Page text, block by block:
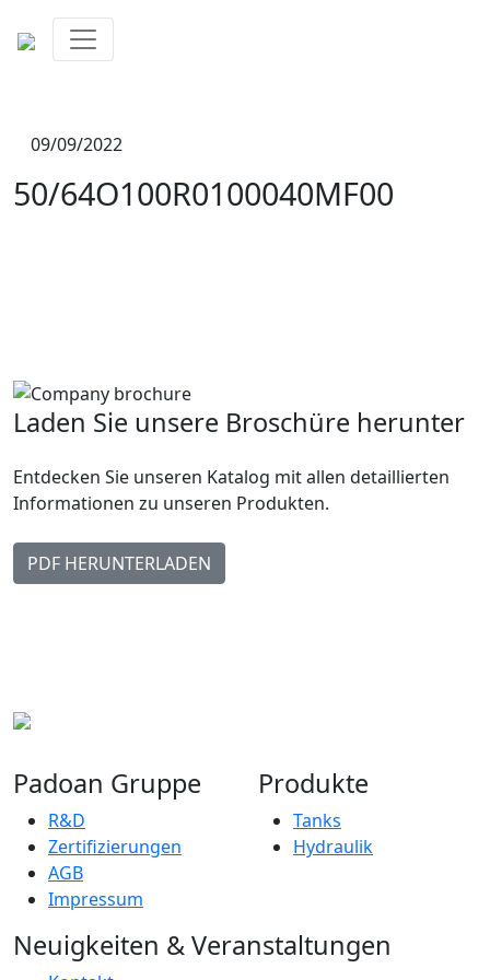
09/09/2022
50/64O100R0100040MF00
Laden Sie unsere Broschüre herunter
Entdecken Sie unseren Katalog mit allen detaillierten
Informationen zu unseren Produkten.
PDF HERUNTERLADEN
Padoan Gruppe
R&D
Zertifizierungen
AGB
Impressum
Produkte
Tanks
Hydraulik
Neuigkeiten & Veranstaltungen